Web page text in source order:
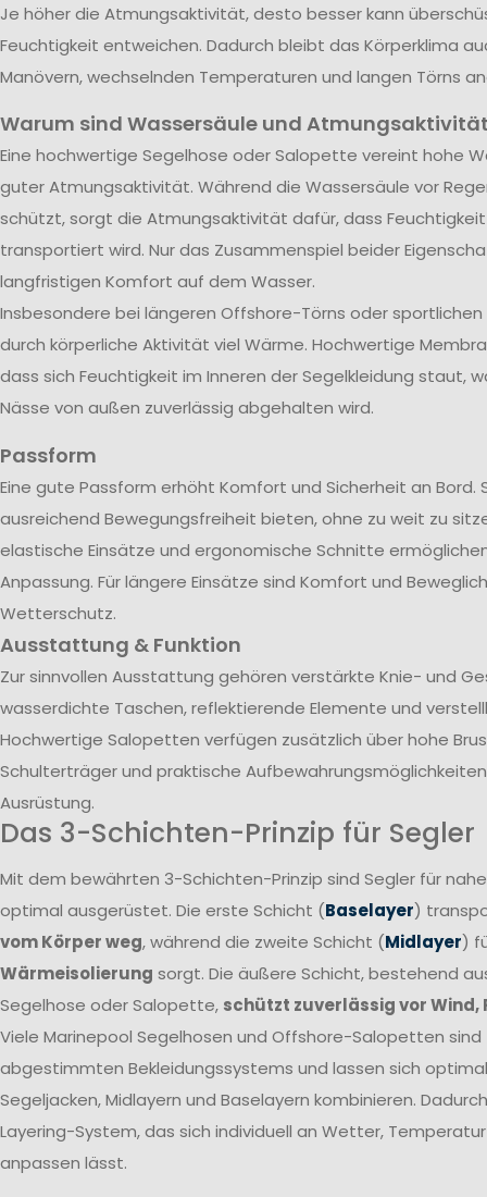
Je höher die Atmungsaktivität, desto besser kann
Feuchtigkeit entweichen. Dadurch bleibt das Körperklima
Manövern, wechselnden Temperaturen und langen Törns
Warum sind Wassersäule und
Eine hochwertige Segelhose oder Salopette vereint hohe
guter Atmungsaktivität. Während die Wassersäule vor
schützt, sorgt die Atmungsaktivität dafür, dass
transportiert wird. Nur das Zusammenspiel beider
langfristigen Komfort auf dem Wasser.
Insbesondere bei längeren Offshore-Törns oder
durch körperliche Aktivität viel Wärme. Hochwertige
dass sich Feuchtigkeit im Inneren der Segelkleidung staut,
Nässe von außen zuverlässig abgehalten wird.
Passform
Eine gute Passform erhöht Komfort und Sicherheit an Bord.
ausreichend Bewegungsfreiheit bieten, ohne zu weit zu
elastische Einsätze und ergonomische Schnitte
Anpassung. Für längere Einsätze sind Komfort und
Wetterschutz.
Ausstattung & Funktion
Zur sinnvollen Ausstattung gehören verstärkte Knie- und
wasserdichte Taschen, reflektierende Elemente und
Hochwertige Salopetten verfügen zusätzlich über hohe
Schulterträger und praktische
Ausrüstung.
Das 3-Schichten-Prinzip für Segler
Mit dem bewährten 3-Schichten-Prinzip sind Segler für
optimal ausgerüstet. Die erste Schicht (Baselayer)
vom Körper weg, während die zweite Schicht (Midlayer)
Wärmeisolierung sorgt. Die äußere Schicht, bestehend
Segelhose oder Salopette, schützt zuverlässig vor Wind,
Viele Marinepool Segelhosen und Offshore-Salopetten sind
abgestimmten Bekleidungssystems und lassen sich
Segeljacken, Midlayern und Baselayern kombinieren.
Layering-System, das sich individuell an Wetter,
anpassen lässt.